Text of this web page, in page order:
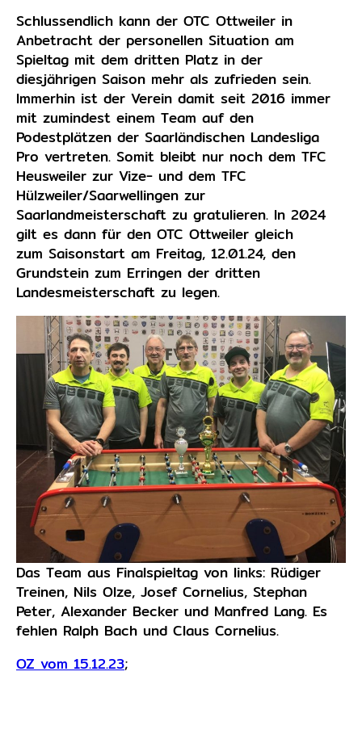
Schlussendlich kann der OTC Ottweiler in
Anbetracht der personellen Situation am
Spieltag mit dem dritten Platz in der
diesjährigen Saison mehr als zufrieden sein.
Immerhin ist der Verein damit seit 2016 immer
mit zumindest einem Team auf den
Podestplätzen der Saarländischen Landesliga
Pro vertreten. Somit bleibt nur noch dem TFC
Heusweiler zur Vize- und dem TFC
Hülzweiler/Saarwellingen zur
Saarlandmeisterschaft zu gratulieren. In 2024
gilt es dann für den OTC Ottweiler gleich
zum Saisonstart am Freitag, 12.01.24, den
Grundstein zum Erringen der dritten
Landesmeisterschaft zu legen.
Das Team aus Finalspieltag von links: Rüdiger
Treinen, Nils Olze, Josef Cornelius, Stephan
Peter, Alexander Becker und Manfred Lang. Es
fehlen Ralph Bach und Claus Cornelius.
OZ vom 15.12.23;